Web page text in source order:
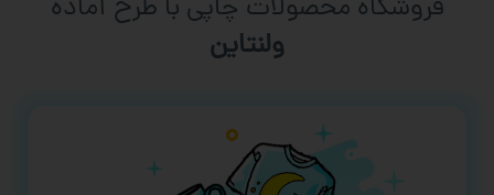
فروشگاه محصولات چاپی با طرح آماده
ورزشی